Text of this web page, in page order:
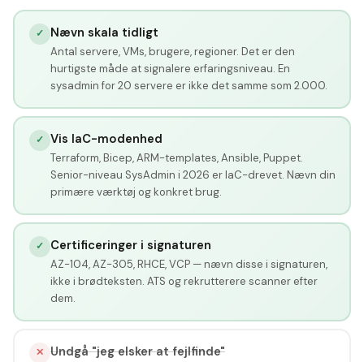
✓ Nævn skala tidligt
Antal servere, VMs, brugere, regioner. Det er den
hurtigste måde at signalere erfaringsniveau. En
sysadmin for 20 servere er ikke det samme som 2.000.
✓ Vis IaC-modenhed
Terraform, Bicep, ARM-templates, Ansible, Puppet.
Senior-niveau SysAdmin i 2026 er IaC-drevet. Nævn din
primære værktøj og konkret brug.
✓ Certificeringer i signaturen
AZ-104, AZ-305, RHCE, VCP — nævn disse i signaturen,
ikke i brødteksten. ATS og rekrutterere scanner efter
dem.
✕ Undgå "jeg elsker at fejlfinde"